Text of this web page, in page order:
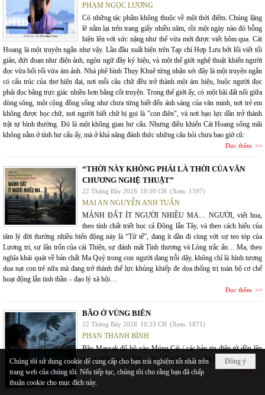
PHẠM NGỌC LƯƠNG
Có những tác phẩm không thuộc về một thời điểm. Chúng lặng
lẽ nằm lại trên trang giấy nhiều năm, rồi một ngày nào đó bỗng
hiện lên với sức nặng như thể vừa mới được viết hôm qua. Cát
Hoang là một truyện ngắn như vậy. Lần đầu xuất hiện trên Tạp chí Hợp Lưu bởi lối viết tối
giản, đứt đoạn như điện ảnh, ngôn ngữ đầy ký hiệu, và một thế giới nghệ thuật khiến người
đọc vừa bối rối vừa ám ảnh. Nhà phê bình Thụy Khuê từng nhận xét đây là một truyện ngắn
có cấu trúc của thơ hiện đại, nơi mỗi câu chữ đều trở thành một ám hiệu, buộc người đọc
phải đọc bằng trực giác nhiều hơn bằng cốt truyện. Trong thế giới ấy, có một bãi đất nổi giữa
dòng sông, một cộng đồng sống như chưa từng biết đến ánh sáng của văn minh, nơi trẻ em
không được học chữ, nơi người biết chữ bị gọi là "con điên", và nơi bạo lực dần trở thành
trật tự bình thường. Đó là một không gian hư cấu. Nhưng điều khiến Cát Hoang sống mãi
không nằm ở tính hư cấu ấy, mà ở khả năng đánh thức những câu hỏi chưa bao giờ cũ:
Đọc thêm
“THỜI NÀY KHÔNG PHẢI LÀ THỜI CỦA VĂN
CHƯƠNG NGHỆ THUẬT”
22 Tháng Bảy 2026 10:50 CH (Xem: 1597)
MAI AN NGUYỄN ANH TUẤN
MẢNH ĐẤT ÍT NGƯỜI NHIỀU MA… NGƯỜI, viết hoa,
theo tính chất triết học cả Đông lẫn Tây, và theo cách hiểu của
tâm lý đời thường nhiều biến động này là “Tử tế”, đang ít dần đi cùng với sự teo tóp của
Lương tri, sự lẩn trốn của cái Thiện, sự đánh mất Tình thương và Lòng trắc ẩn… Ma, theo
nghĩa khái quát về bản chất Ma Quỷ trong con người đang trỗi dậy, không chỉ là hình tượng
dọa nạt con trẻ nữa mà đang trở thành thế lực khủng khiếp đe dọa thống trị toàn bộ cơ chế
hoạt động lẫn tinh thần – đạo lý xã hội…
Đọc thêm
BÃO Ở VÙNG BIÊN
22 Tháng Bảy 2026 10:23 CH (Xem: 1871)
PHAN THANH BÌNH
Bão Maysak đổ bộ vào Móng Cái / các bản tin điện tử dồn lên
trang nhất / suốt nhiều giờ chống bão / anh đợi bản tin em
Đọc thêm
Đồng ý
Chúng tôi sử dụng cookie để cung cấp cho bạn trải nghiệm tốt nhất trên
trang web của chúng tôi. Nếu tiếp tục, chúng tôi cho rằng bạn đã chấp
thuận cookie cho mục đích này.